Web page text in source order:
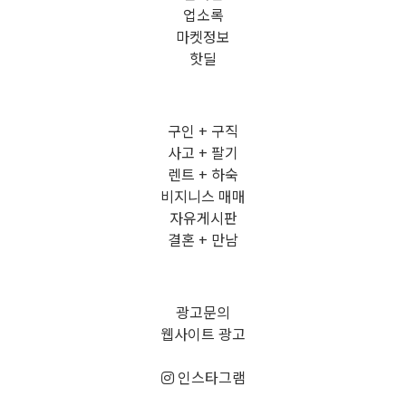
업소록
마켓정보
핫딜
구인 + 구직
사고 + 팔기
렌트 + 하숙
비지니스 매매
자유게시판
결혼 + 만남
광고문의
웹사이트 광고
인스타그램